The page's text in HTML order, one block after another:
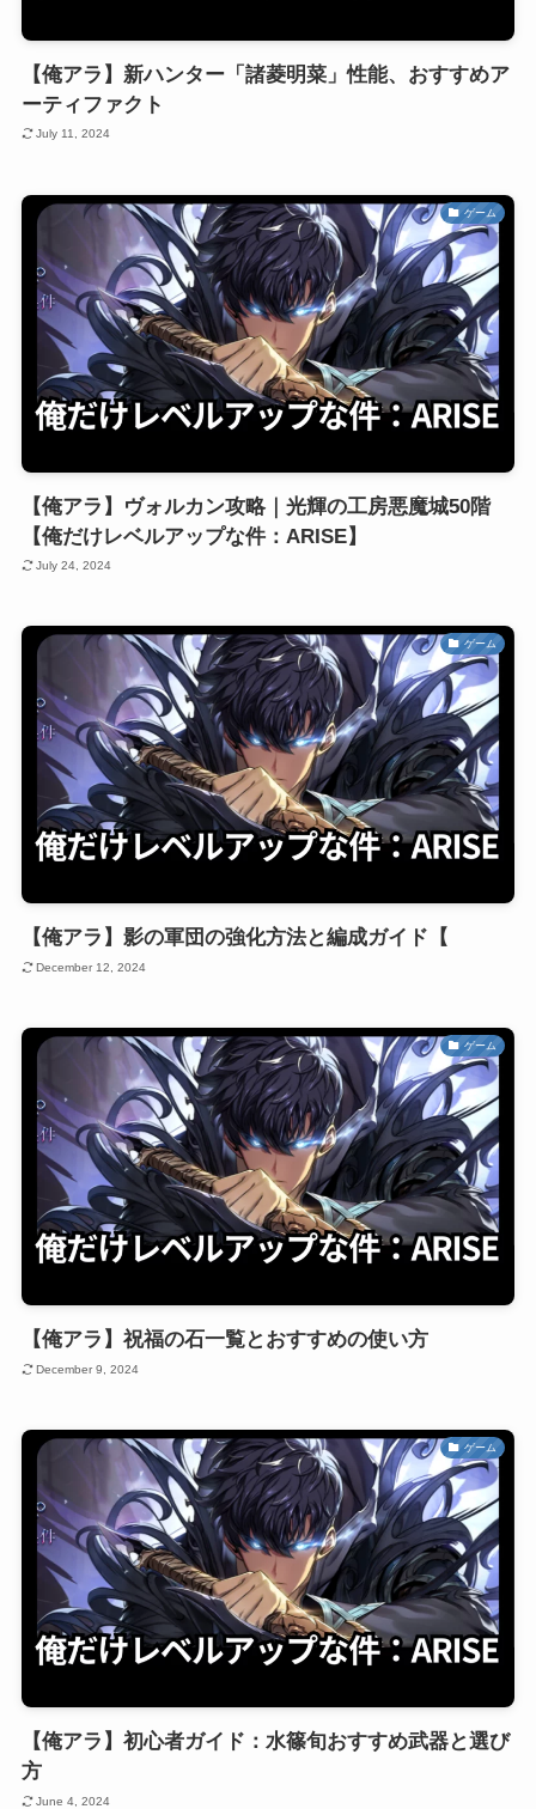
【俺アラ】新ハンター「諸菱明菜」性能、おすすめア
ーティファクト
July 11, 2024
ゲーム
【俺アラ】ヴォルカン攻略｜光輝の工房悪魔城50階
【俺だけレベルアップな件：ARISE】
July 24, 2024
ゲーム
【俺アラ】影の軍団の強化方法と編成ガイド【
December 12, 2024
ゲーム
【俺アラ】祝福の石一覧とおすすめの使い方
December 9, 2024
ゲーム
【俺アラ】初心者ガイド：水篠旬おすすめ武器と選び
方
June 4, 2024